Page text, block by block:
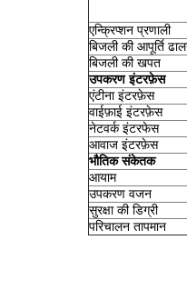
एन्क्रिप्शन प्रणाली
बिजली की आपूर्ति
बिजली की खपत
उपकरण इंटरफ़ेस
एंटीना इंटरफ़ेस
वाईफ़ाई इंटरफ़ेस
नेटवर्क इंटरफेस
आवाज इंटरफ़ेस
भौतिक संकेतक
आयाम
उपकरण वजन
सुरक्षा की डिग्री
परिचालन तापमान